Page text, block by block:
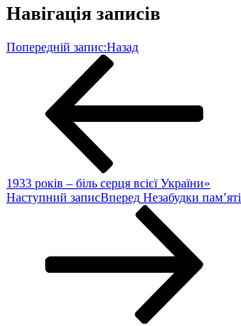
Навігація записів
Попередній запис:Назад
1933 років – біль серця всієї України»
Наступний записВперед Незабудки пам’яті